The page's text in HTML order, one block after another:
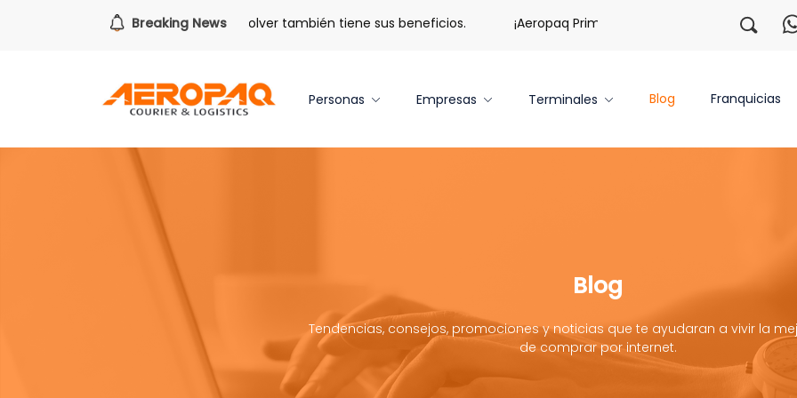
Breaking News
Para todo lo que viene. Volver también tiene sus beneficios. ¡Aeropaq Prime TE DA MÁS! ¡Regístrate
Personas Empresas Terminales Blog Franquicias
Blog
Tendencias, consejos, promociones y noticias que te ayudaran a vivir la
de comprar por internet.